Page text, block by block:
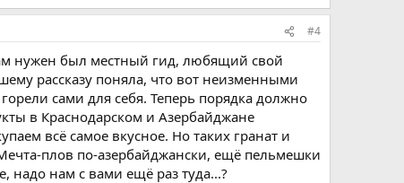
#4
нужен был местный гид, любящий свой
рассказу поняла, что вот неизменными
сами для себя. Теперь порядка должно
в Краснодарском и Азербайджане
всё самое вкусное. Но таких гранат и
плов по-азербайджански, ещё пельмешки
надо нам с вами ещё раз туда...?